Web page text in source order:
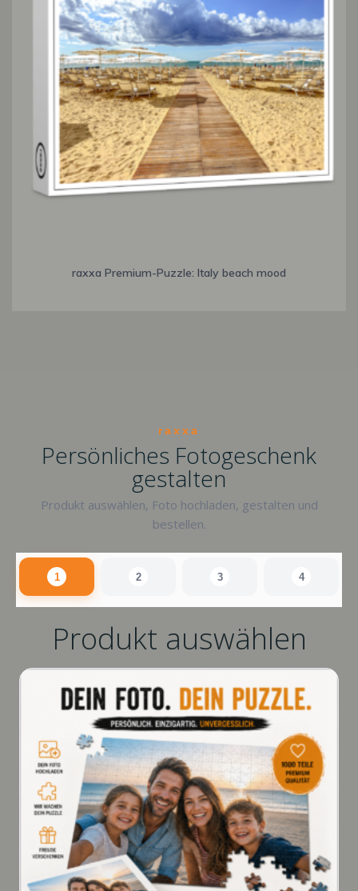
raxxa Premium-Puzzle: Italy beach mood
raxxa
Persönliches Fotogeschenk
gestalten
Produkt auswählen, Foto hochladen, gestalten und
bestellen.
1 2 3 4
Produkt auswählen